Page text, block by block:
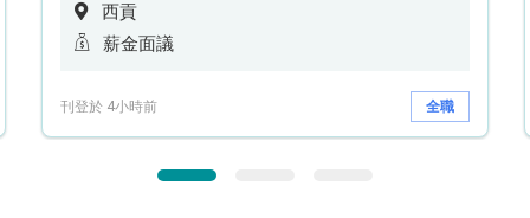
西貢
薪金面議
刊登於 4小時前 全職